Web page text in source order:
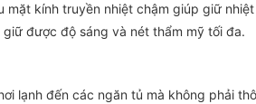
kính truyền nhiệt chậm giúp giữ
được độ sáng và nét thẩm mỹ tối đa.
lạnh đến các ngăn tủ mà không phải